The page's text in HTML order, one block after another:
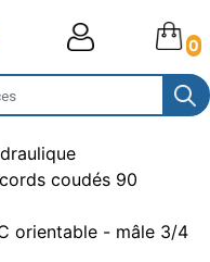
0
coudés 90
orientable - mâle 3/4